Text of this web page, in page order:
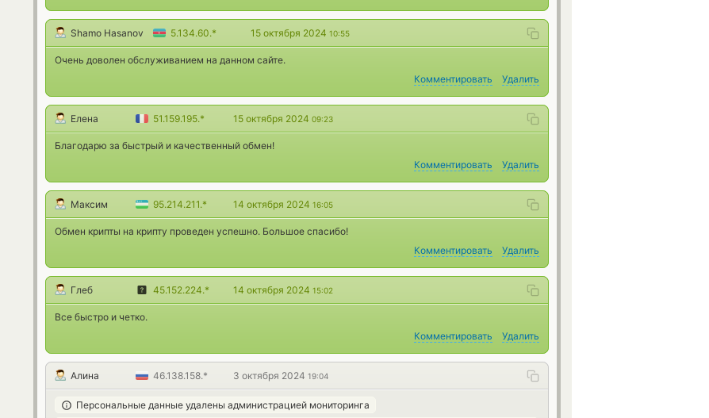
Shamo Hasanov 5.134.60.* 15 октября 2024 10:55
Очень доволен обслуживанием на данном сайте.
Комментировать
Удалить
Елена 51.159.195.* 15 октября 2024 09:23
Благодарю за быстрый и качественный обмен!
Комментировать
Удалить
Максим 95.214.211.* 14 октября 2024 16:05
Обмен крипты на крипту проведен успешно. Большое спасибо!
Комментировать
Удалить
Глеб 45.152.224.* 14 октября 2024 15:02
Все быстро и четко.
Комментировать
Удалить
Алина 46.138.158.* 3 октября 2024 19:04
Персональные данные удалены администрацией мониторинга